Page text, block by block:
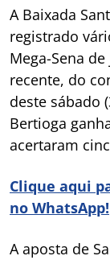
A Baixada
registrado
Mega-Sena
recente, do
deste sábado
Bertioga
acertaram
Clique aqui
no WhatsApp!
A aposta de